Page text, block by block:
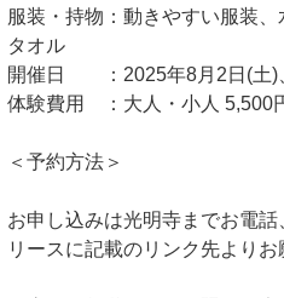
服装・持物：動きやすい服装
タオル
開催日 ：2025年8月2日(土)
体験費用 ：大人・小人 5,500
＜予約方法＞
お申し込みは光明寺までお電
リースに記載のリンク先よりお